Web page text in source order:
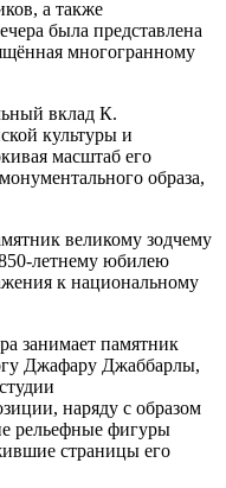
а также
была представлена
многогранному
вклад К.
культуры и
масштаб его
образа,
великому зодчему
летнему юбилею
к национальному
занимает памятник
Джафару Джаббарлы,
наряду с образом
рельефные фигуры
страницы его